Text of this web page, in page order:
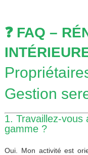
❓ FAQ –
Gestion
1. Travaillez-vous
gamme ?
Oui. Mon activité est